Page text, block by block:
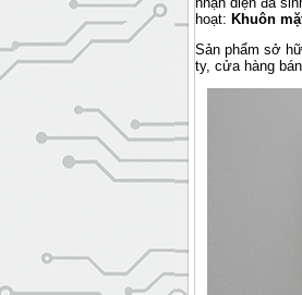
hoạt: Khuôn
Sản phẩm sở
ty, cửa hàng